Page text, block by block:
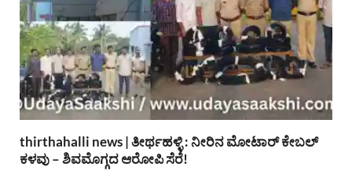
thirthahalli news | ತೀರ್ಥಹಳ್ಳಿ : ನೀರಿನ ಮೋಟಾರ್ ಕೇಬಲ್
ಕಳವು – ಶಿವಮೊಗ್ಗದ ಆರೋಪಿ ಸೆರೆ!